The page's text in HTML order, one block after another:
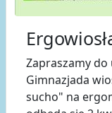
Zapraszamy do
Gimnazjada
sucho" na